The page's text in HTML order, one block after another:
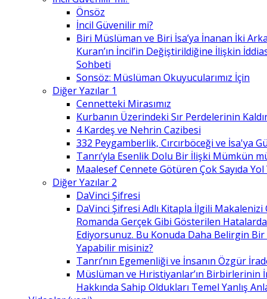
Önsöz
İncil Güvenilir mi?
Biri Müslüman ve Biri İsa’ya İnanan İki
Kuran’ın İncil’in Değiştirildiğine İlişkin
Sohbeti
Sonsöz: Müslüman Okuyucularımız İçin
Diğer Yazılar 1
Cennetteki Mirasımız
Kurbanın Üzerindeki Sır Perdelerinin
4 Kardeş ve Nehrin Cazibesi
332 Peygamberlik, Cırcırböceği ve İsa'ya
Tanrı’yla Esenlik Dolu Bir İlişki Mümkün
Maalesef Cennete Götüren Çok Sayıda
Diğer Yazılar 2
DaVinci Şifresi
DaVinci Şifresi Adlı Kitapla İlgili Makalenizi
Romanda Gerçek Gibi Gösterilen
Ediyorsunuz. Bu Konuda Daha Belirgin Bir
Yapabilir misiniz?
Tanrı’nın Egemenliği ve İnsanın Özgür
Müslüman ve Hıristiyanlar’ın Birbirlerinin
Hakkında Sahip Oldukları Temel Yanlış